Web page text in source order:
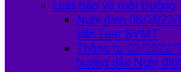
Luật bảo vệ môi trường
Nghị định 08/
dẫn Luật BVMT
Thông tư 02/2022/
hướng dẫn Nghị